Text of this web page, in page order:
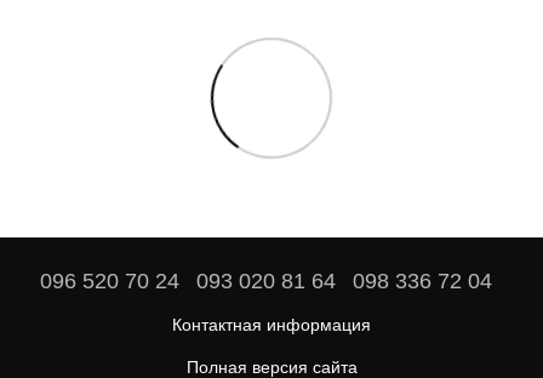
096 520 70 24 093 020 81 64 098 336 72 04
Контактная информация
Полная версия сайта